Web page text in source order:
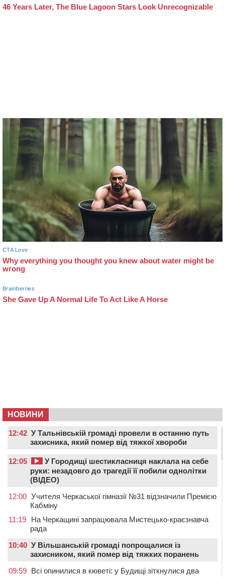
НОВИНИ
12:42 У Тальнівській громаді провели в останню путь
захисника, який помер від тяжкої хвороби
12:05
У Городищі шестикласниця наклала на себе
руки: незадовго до трагедії її побили однолітки
(ВІДЕО)
12:00 Учителя Черкаської гімназії №31 відзначили Премією
Кабміну
11:19
На Черкащині запрацювала Мистецько-краєзнавча
рада
10:40 У Вільшанській громаді попрощалися із
захисником, який помер від тяжких поранень
09:59 Всі опинилися в кюветі: у Будищі зіткнулися два